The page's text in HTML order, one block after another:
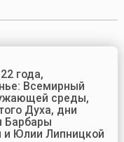
года,
Всемирный
среды,
Духа, дни
Барбары
и Юлии Липницкой